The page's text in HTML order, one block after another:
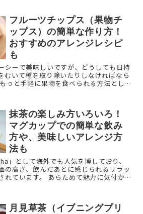
フルーツチップス（果物チ
ップス）の簡単な作り方！
おすすめのアレンジレシピ
も
シーで美味しいですが、どうしても日持
むいて種を取り除いたりしなければなら
っと手軽に果物を食べられる方法とし
抹茶の楽しみ方いろいろ！
マグカップでの簡単な飲み
方や、美味しいアレンジ方
法も
」として海外でも人気を博しており、
の高さ、飲んだあとに感じられるリラッ
れています。 あらためて魅力に気付かさ
月見草茶（イブニングプリ